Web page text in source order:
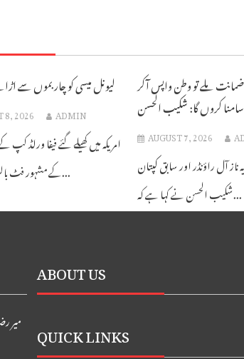
لیونل میسی کو چار بموں سے
8, 2026 ADMIN
امریکہ میں کھیلے گئے فیفا ورلڈ کپ
کے مشہور فٹ بالر لیونل میسی...
ضمانت ملے تو وطن واپس آکر
کروں گا: شکیب الحسن
AUGUST 7, 2026
ناز آل راؤنڈر اور سابق کپتان
شکیب الحسن نے کہا ہے کہ...
میر
ABOUT US
QUICK LINKS